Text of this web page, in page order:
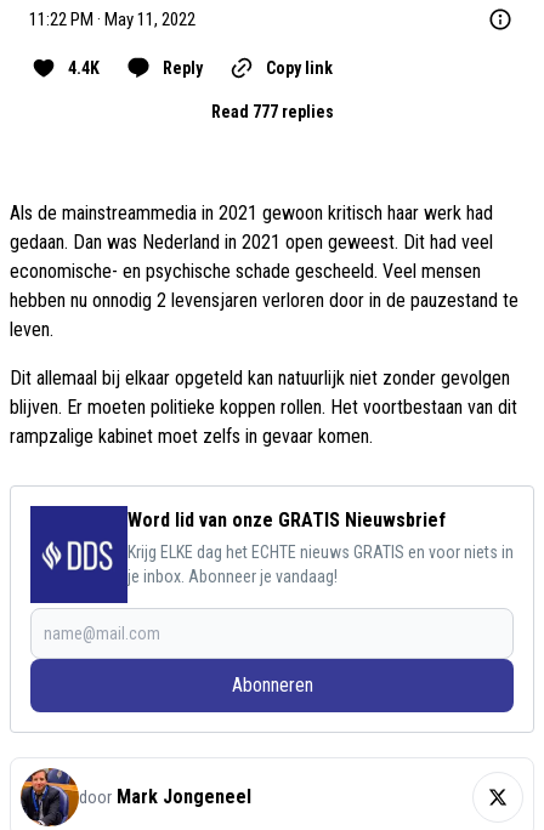
11:22 PM · May 11, 2022
4.4K Reply Copy link
Read 777 replies
Als de mainstreammedia in 2021 gewoon kritisch haar werk had
gedaan. Dan was Nederland in 2021 open geweest. Dit had veel
economische- en psychische schade gescheeld. Veel mensen
hebben nu onnodig 2 levensjaren verloren door in de pauzestand te
leven.
Dit allemaal bij elkaar opgeteld kan natuurlijk niet zonder gevolgen
blijven. Er moeten politieke koppen rollen. Het voortbestaan van dit
rampzalige kabinet moet zelfs in gevaar komen.
Word lid van onze GRATIS Nieuwsbrief
Krijg ELKE dag het ECHTE nieuws GRATIS en voor niets in
je inbox. Abonneer je vandaag!
Abonneren
door Mark Jongeneel